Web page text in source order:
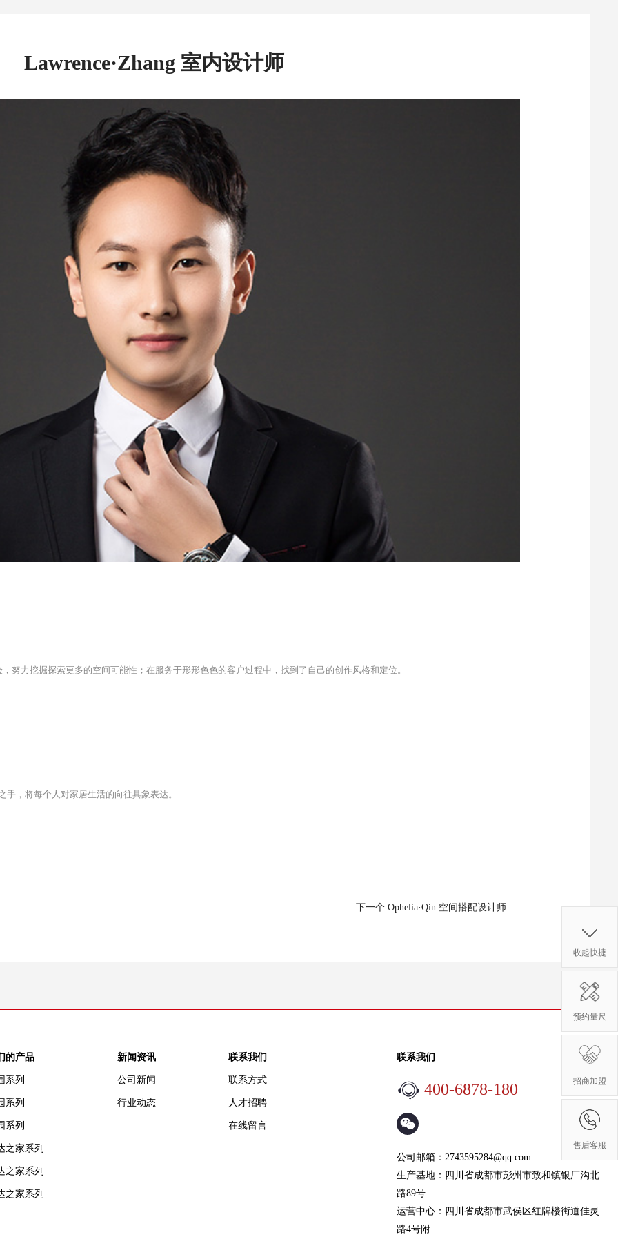
Lawrence·Zhang 室内设计师
努力挖掘探索更多的空间可能性；在服务于形形色色的客户过程中，找到了自己的创作风格和定位。
，将每个人对家居生活的向往具象表达。
下一个 Ophelia·Qin 空间搭配设计师
的产品
系列
系列
系列
之家系列
之家系列
之家系列
新闻资讯
公司新闻
行业动态
联系我们
联系方式
人才招聘
在线留言
联系我们
400-6878-180
公司邮箱： 2743595284@qq.com
生产基地：四川省成都市彭州市致和镇银厂沟北
路89号
运营中心：四川省成都市武侯区红牌楼街道佳灵
路4号附
收起快捷
预约量尺
招商加盟
售后客服